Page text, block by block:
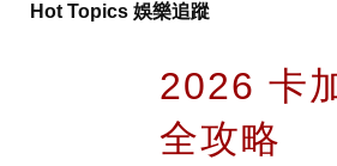
Hot Topics 娛樂追蹤
2026 卡
全攻略